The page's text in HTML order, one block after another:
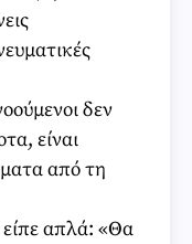
δεν
είναι
από τη
είπε απλά: «Θα